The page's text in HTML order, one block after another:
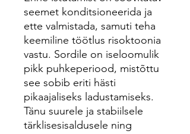
seemet konditsioneerida ja
ette valmistada, samuti teha
keemiline töötlus risoktoonia
vastu. Sordile on iseloomulik
pikk puhkeperiood, mistõttu
see sobib eriti hästi
pikaajaliseks ladustamiseks.
Tänu suurele ja stabiilsele
tärklisesisaldusele ning